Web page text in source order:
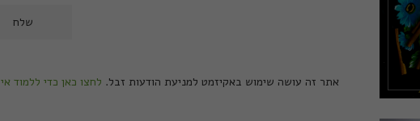
אתר זה עושה שימוש באקיזמט למניעת הודעות זבל. לחצו כאן כדי ללמוד